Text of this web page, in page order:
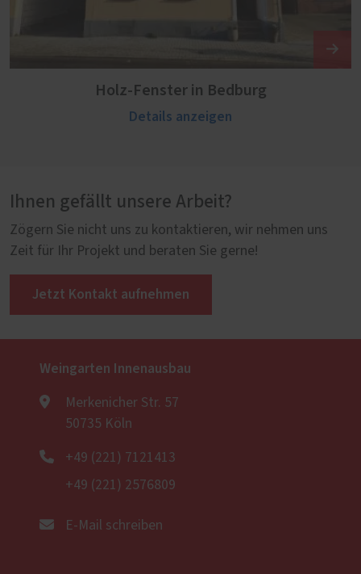
Holz-Fenster in Bedburg
Details anzeigen
Ihnen gefällt unsere Arbeit?
Zögern Sie nicht uns zu kontaktieren, wir nehmen uns
Zeit für Ihr Projekt und beraten Sie gerne!
Jetzt Kontakt aufnehmen
Weingarten Innenausbau
Merkenicher Str. 57
50735 Köln
+49 (221) 7121413
+49 (221) 2576809
E-Mail schreiben